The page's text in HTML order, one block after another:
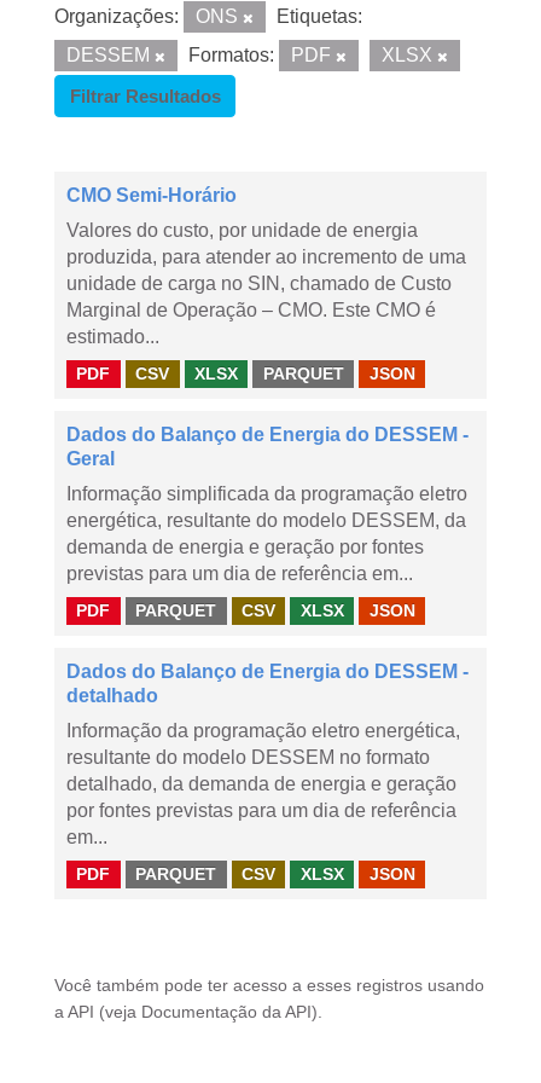
Organizações: ONS
Etiquetas:
DESSEM
Formatos: PDF
XLSX
Filtrar Resultados
CMO Semi-Horário
Valores do custo, por unidade de energia
produzida, para atender ao incremento de uma
unidade de carga no SIN, chamado de Custo
Marginal de Operação – CMO. Este CMO é
estimado...
PDF CSV XLSX PARQUET JSON
Dados do Balanço de Energia do DESSEM -
Geral
Informação simplificada da programação eletro
energética, resultante do modelo DESSEM, da
demanda de energia e geração por fontes
previstas para um dia de referência em...
PDF PARQUET CSV XLSX JSON
Dados do Balanço de Energia do DESSEM -
detalhado
Informação da programação eletro energética,
resultante do modelo DESSEM no formato
detalhado, da demanda de energia e geração
por fontes previstas para um dia de referência
em...
PDF PARQUET CSV XLSX JSON
Você também pode ter acesso a esses registros usando
a API (veja Documentação da API ).